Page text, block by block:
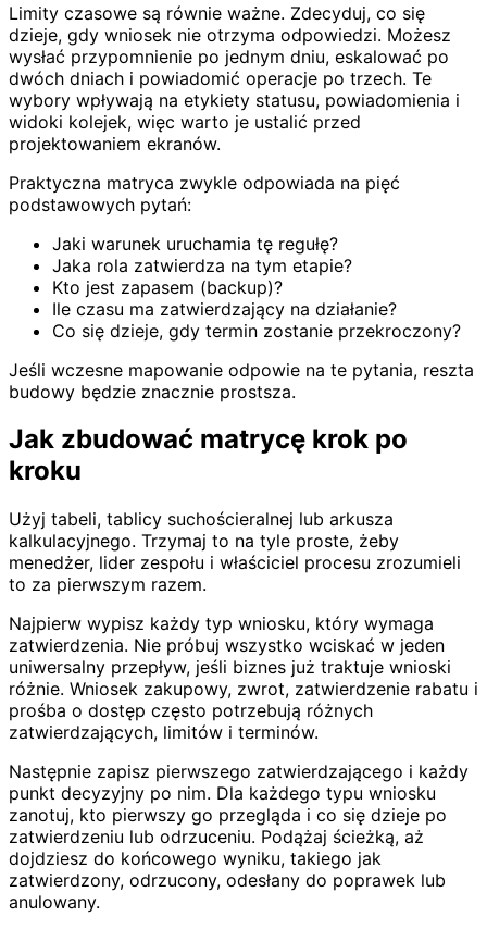
Limity czasowe są równie ważne. Zdecyduj, co się
dzieje, gdy wniosek nie otrzyma odpowiedzi. Możesz
wysłać przypomnienie po jednym dniu, eskalować po
dwóch dniach i powiadomić operacje po trzech. Te
wybory wpływają na etykiety statusu, powiadomienia i
widoki kolejek, więc warto je ustalić przed
projektowaniem ekranów.
Praktyczna matryca zwykle odpowiada na pięć
podstawowych pytań:
Jaki warunek uruchamia tę regułę?
Jaka rola zatwierdza na tym etapie?
Kto jest zapasem (backup)?
Ile czasu ma zatwierdzający na działanie?
Co się dzieje, gdy termin zostanie przekroczony?
Jeśli wczesne mapowanie odpowie na te pytania, reszta
budowy będzie znacznie prostsza.
Jak zbudować matrycę krok po
kroku
Użyj tabeli, tablicy suchościeralnej lub arkusza
kalkulacyjnego. Trzymaj to na tyle proste, żeby
menedżer, lider zespołu i właściciel procesu zrozumieli
to za pierwszym razem.
Najpierw wypisz każdy typ wniosku, który wymaga
zatwierdzenia. Nie próbuj wszystko wciskać w jeden
uniwersalny przepływ, jeśli biznes już traktuje wnioski
różnie. Wniosek zakupowy, zwrot, zatwierdzenie rabatu i
prośba o dostęp często potrzebują różnych
zatwierdzających, limitów i terminów.
Następnie zapisz pierwszego zatwierdzającego i każdy
punkt decyzyjny po nim. Dla każdego typu wniosku
zanotuj, kto pierwszy go przegląda i co się dzieje po
zatwierdzeniu lub odrzuceniu. Podążaj ścieżką, aż
dojdziesz do końcowego wyniku, takiego jak
zatwierdzony, odrzucony, odesłany do poprawek lub
anulowany.